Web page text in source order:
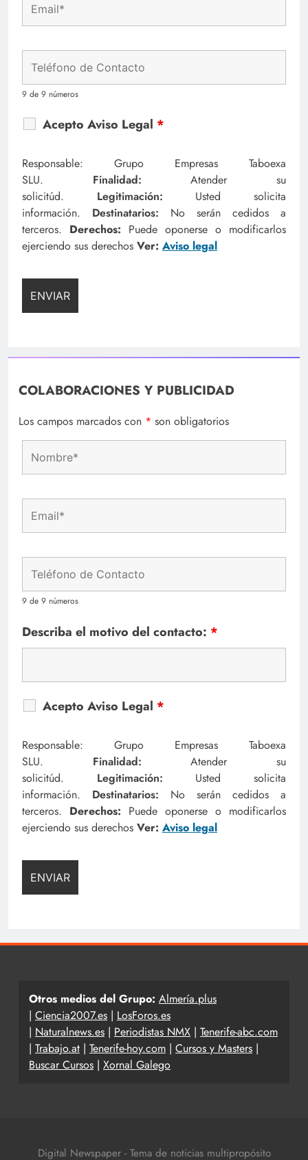
9 de 9 números
Acepto Aviso Legal *
Responsable: Grupo Empresas Taboexa
SLU. Finalidad:Atender su
solicitúd. Legitimación: Usted solicita
información. Destinatarios: No serán cedidos a
terceros. Derechos: Puede oponerse o modificarlos
ejerciendo sus derechos Ver: Aviso legal
COLABORACIONES Y PUBLICIDAD
Los campos marcados con * son obligatorios
9 de 9 números
Describa el motivo del contacto: *
Acepto Aviso Legal *
Responsable: Grupo Empresas Taboexa
SLU. Finalidad:Atender su
solicitúd. Legitimación: Usted solicita
información. Destinatarios: No serán cedidos a
terceros. Derechos: Puede oponerse o modificarlos
ejerciendo sus derechos Ver: Aviso legal
Otros medios del Grupo: Almería.plus
| Ciencia2007.es | LosForos.es
| Naturalnews.es | Periodistas NMX | Tenerife-abc.com
| Trabajo.at | Tenerife-hoy.com | Cursos y Masters |
Buscar Cursos | Xornal Galego
Digital Newspaper - Tema de noticias multipropósito